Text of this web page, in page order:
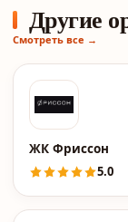
Другие
Смотреть все →
ЖК Фриссон
5.0